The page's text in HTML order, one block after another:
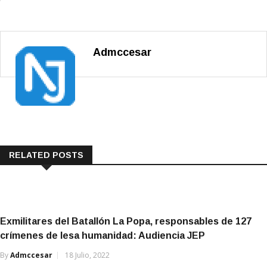
Admccesar
RELATED POSTS
Exmilitares del Batallón La Popa, responsables de 127
crímenes de lesa humanidad: Audiencia JEP
ByAdmccesar 18 Julio, 2022